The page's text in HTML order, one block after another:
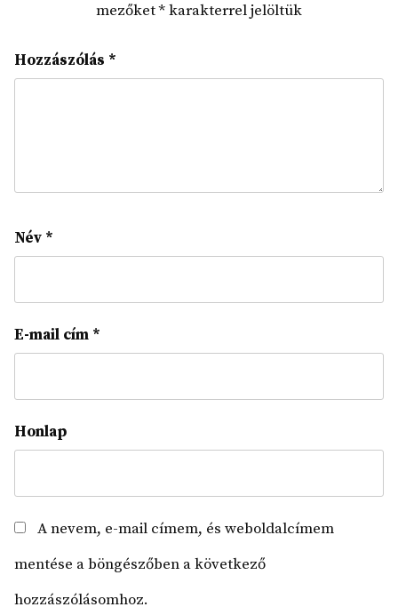
mezőket*karakterrel jelöltük
Hozzászólás *
Név *
E-mail cím *
Honlap
A nevem, e-mail címem, és weboldalcímem
mentése a böngészőben a következő
hozzászólásomhoz.